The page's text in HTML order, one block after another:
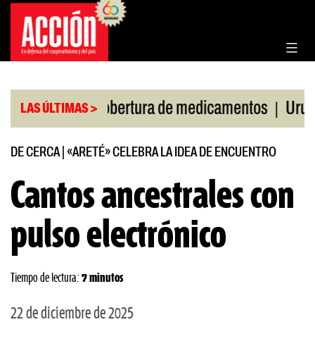
Saltar
contenido
LAS ÚLTIMAS >
por cobertura de medicamentos | Uruguay
DE CERCA| «ARETÉ» CELEBRA LA IDEA DE ENCUENTRO
Cantos ancestrales con
pulso electrónico
Tiempo de lectura: 7 minutos
22 de diciembre de 2025